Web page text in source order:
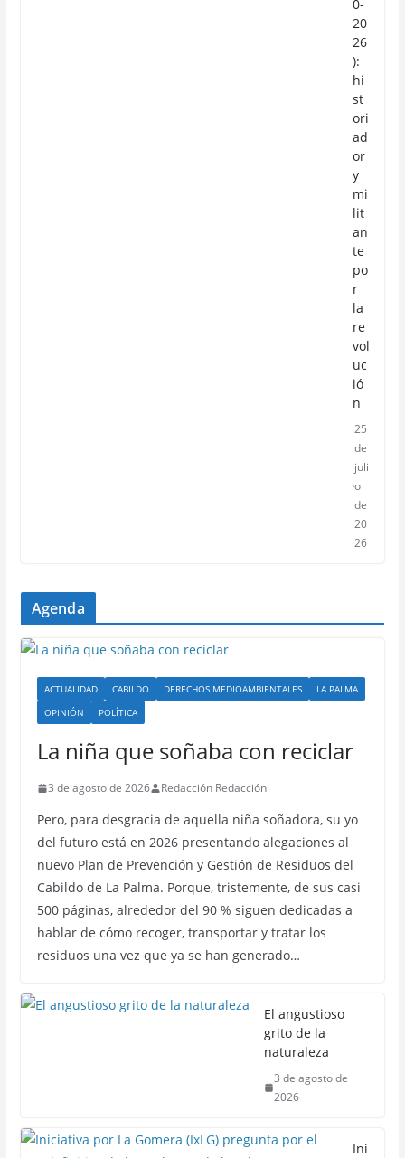
0-
20
26
):
hi
st
ori
ad
or
y
mi
lit
an
te
po
r
la
re
vol
uc
ió
n
25
de
juli
o
de
20
26
Agenda
ACTUALIDAD CABILDO DERECHOS MEDIOAMBIENTALES
LA PALMA
OPINIÓN
POLÍTICA
La niña que soñaba con reciclar
3 de agosto de 2026 Redacción Redacción
Pero, para desgracia de aquella niña soñadora, su yo
del futuro está en 2026 presentando alegaciones al
nuevo Plan de Prevención y Gestión de Residuos del
Cabildo de La Palma. Porque, tristemente, de sus casi
500 páginas, alrededor del 90 % siguen dedicadas a
hablar de cómo recoger, transportar y tratar los
residuos una vez que ya se han generado…
El angustioso
grito de la
naturaleza
3 de agosto de
2026
Ini